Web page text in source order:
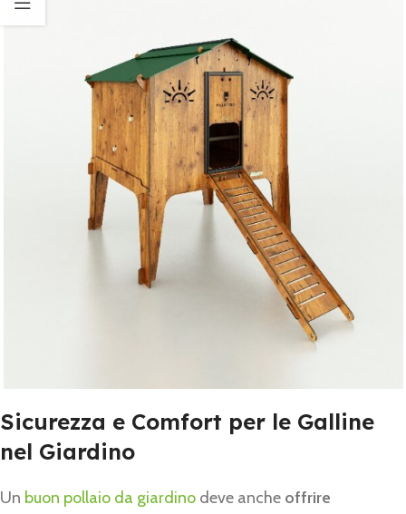
Sicurezza e Comfort per le Galline
nel Giardino
Un buon pollaio da giardino deve anche offrire